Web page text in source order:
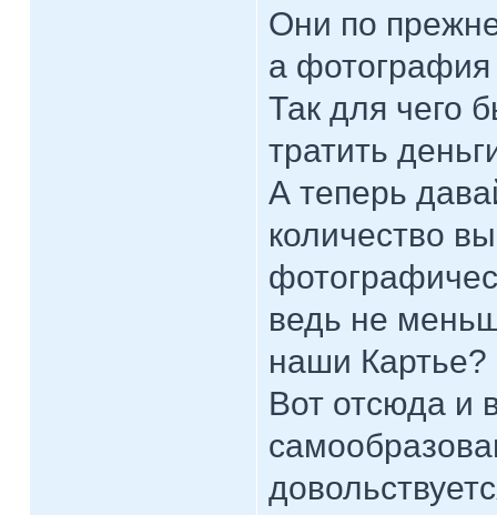
Они по
а фотография
Так для чего
тратить
А теперь
количество
ведь не
наши
Вот отсюда и